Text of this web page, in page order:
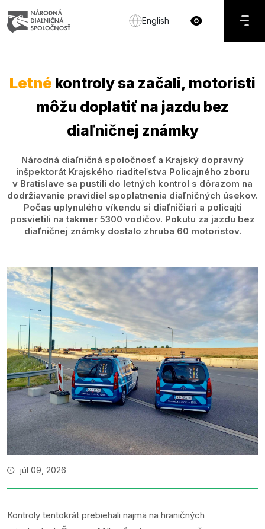
English
Letné kontroly sa začali, motoristi
môžu doplatiť na jazdu bez
diaľničnej známky
Národná diaľničná spoločnosť a Krajský dopravný
inšpektorát Krajského riaditeľstva Policajného zboru
v Bratislave sa pustili do letných kontrol s dôrazom na
dodržiavanie pravidiel spoplatnenia diaľničných úsekov.
Počas uplynulého víkendu si diaľničiari a policajti
posvietili na takmer 5300 vodičov. Pokutu za jazdu bez
diaľničnej známky dostalo zhruba 60 motoristov.
júl 09, 2026
Kontroly tentokrát prebiehali najmä na hraničných